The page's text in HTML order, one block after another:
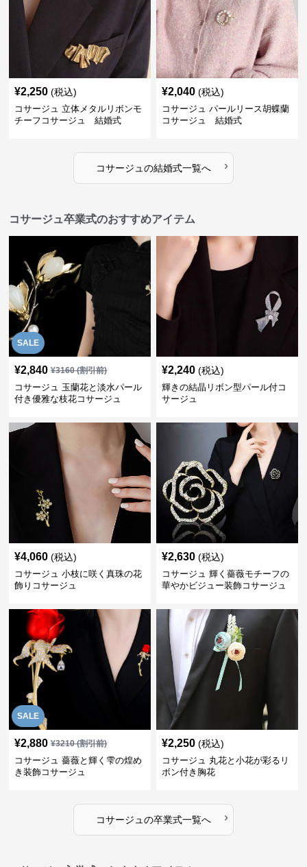
¥2,250 (税込)
コサージュ 立体メタルリボンモ
チーフコサージュ 結婚式
¥2,040 (税込)
コサージュ パールリース胡蝶蘭
コサージュ 結婚式
コサージュ の結婚式一覧へ ›
コサージュ卒業式のおすすめアイテム
SALE
¥2,840 ¥3160(割引前)
コサージュ 玉蘭花と淡水パール
付き優雅な枝花コサージュ
¥2,240 (税込)
輝きの結晶リボン型パール付コ
サージュ
¥4,060 (税込)
コサージュ 小枝に咲く真珠の花
飾りコサージュ
¥2,630 (税込)
コサージュ 輝く薔薇モチーフの
華やかビジュー装飾コサージュ
SALE
¥2,880 ¥3210(割引前)
コサージュ 薔薇と輝く雫の煌め
き装飾コサージュ
¥2,250 (税込)
コサージュ 丸花と小花が彩るリ
ボン付き胸花
コサージュ の卒業式一覧へ ›